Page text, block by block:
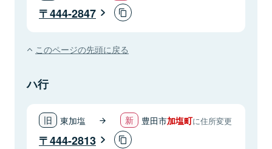
444-2847
このページの先頭に戻る
ハ行
東加塩 豊田市加塩町に住所変更
444-2813